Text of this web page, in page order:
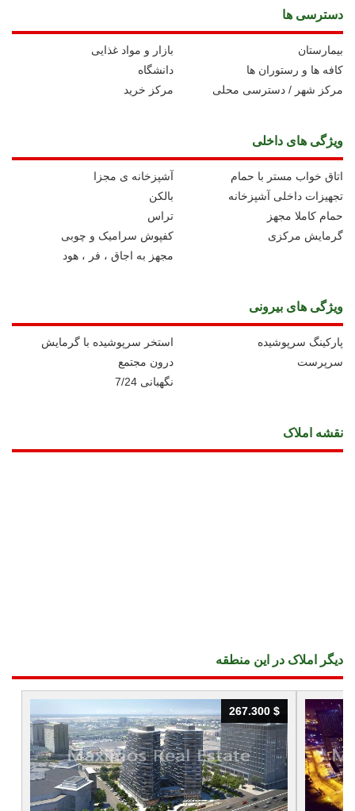
دسترسی ها
بازار و مواد غذایی
بیمارستان
دانشگاه
کافه ها و رستوران ها
مرکز خرید
مرکز شهر / دسترسی محلی
ویژگی های داخلی
آشپزخانه ی مجزا
اتاق خواب مستر با حمام
بالکن
تجهیزات داخلی آشپزخانه
تراس
حمام کاملا مجهز
کفپوش سرامیک و چوبی
گرمایش مرکزی
مجهز به اجاق ، فر ، هود
ویژگی های بیرونی
استخر سرپوشیده با گرمایش
پارکینگ سرپوشیده
درون مجتمع
سرپرست
نگهبانی 7/24
نقشه املاک
دیگر املاک در این منطقه
267.300 $
267.300 $